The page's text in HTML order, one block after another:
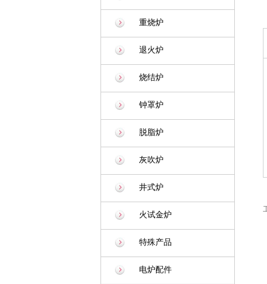
重烧炉
退火炉
烧结炉
钟罩炉
脱脂炉
灰吹炉
井式炉
火试金炉
特殊产品
电炉配件